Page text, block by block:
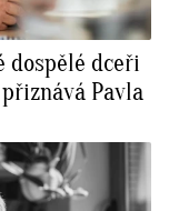
dospělé dceři
Pavla